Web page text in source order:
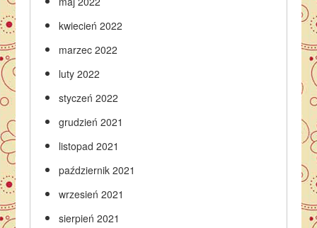
kwiecień 2022
marzec 2022
luty 2022
styczeń 2022
grudzień 2021
listopad 2021
październik 2021
wrzesień 2021
sierpień 2021